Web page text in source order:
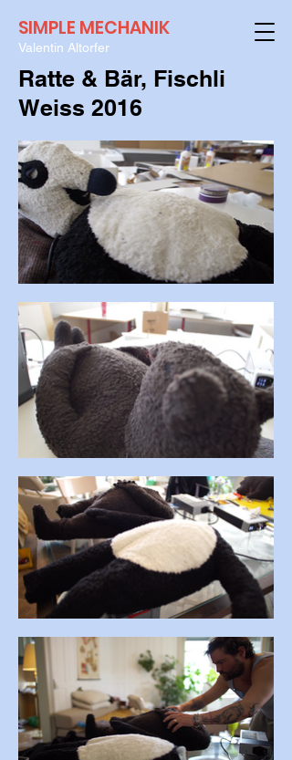
SIMPLE MECHANIK
Valentin Altorfer
Ratte & Bär, Fischli
Weiss 2016